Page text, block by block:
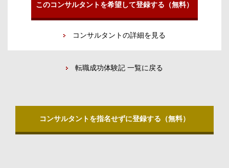
このコンサルタントを希望して登録する（無料）
コンサルタントの詳細を見る
転職成功体験記 一覧に戻る
コンサルタントを指名せずに登録する（無料）